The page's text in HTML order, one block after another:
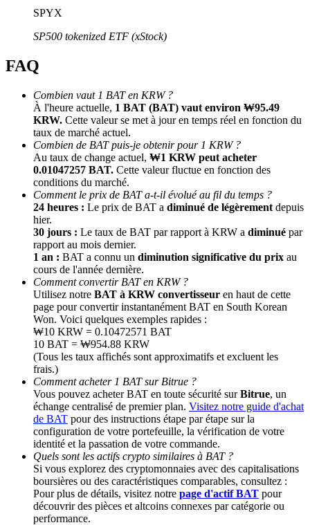
Affiliés Bitrue
Parrainage
Invitez un ami pour recevoir des récompenses en espèces
Deposit CASHCAT & Win
Deposit CASHCAT & Win
Share 500000 CASHCAT prize pool
Exclusive for BitMart Users
Register & Trade to Win 500,000 USDT
SPYX
SP500 tokenized ETF (xStock)
FAQ
Combien vaut 1 BAT en KRW ?
À l'heure actuelle, 1 BAT (BAT) vaut environ ₩95.49
KRW. Cette valeur se met à jour en temps réel en fonction du
taux de marché actuel.
Combien de BAT puis-je obtenir pour 1 KRW ?
Au taux de change actuel, ₩1 KRW peut acheter
0.01047257 BAT. Cette valeur fluctue en fonction des
conditions du marché.
Comment le prix de BAT a-t-il évolué au fil du temps ?
24 heures : Le prix de BAT a diminué de légèrement depuis
hier.
30 jours : Le taux de BAT par rapport à KRW a diminué par
rapport au mois dernier.
1 an : BAT a connu un diminution significative du prix au
cours de l'année dernière.
Comment convertir BAT en KRW ?
Utilisez notre BAT à KRW convertisseur en haut de cette
page pour convertir instantanément BAT en South Korean
Won. Voici quelques exemples rapides :
₩10 KRW = 0.10472571 BAT
10 BAT = ₩954.88 KRW
(Tous les taux affichés sont approximatifs et excluent les
frais.)
Comment acheter 1 BAT sur Bitrue ?
Vous pouvez acheter BAT en toute sécurité surBitrue, un
échange centralisé de premier plan. Visitez notre guide d'achat
de BAT pour des instructions étape par étape sur la
configuration de votre portefeuille, la vérification de votre
identité et la passation de votre commande.
Quels sont les actifs crypto similaires à BAT ?
Si vous explorez des cryptomonnaies avec des capitalisations
boursières ou des caractéristiques comparables, consultez :
Pour plus de détails, visitez notre page d'actif BAT pour
découvrir des pièces et altcoins connexes par catégorie ou
performance.